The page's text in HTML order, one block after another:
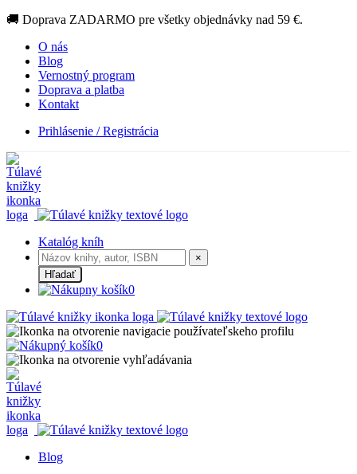
🚚 Doprava ZADARMO pre všetky objednávky nad 59 €.
O nás
Blog
Vernostný program
Doprava a platba
Kontakt
Prihlásenie / Registrácia
Katalóg kníh
×
Hľadať
0
0
Blog